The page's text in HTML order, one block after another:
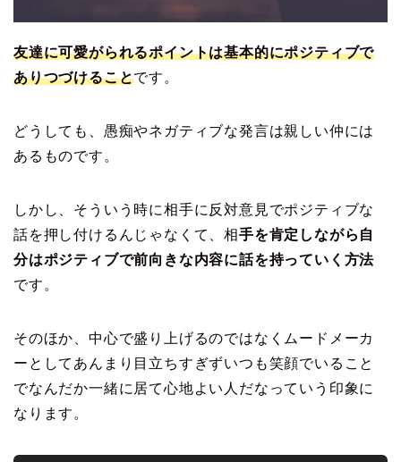
友達に可愛がられるポイントは基本的にポジティブで
ありつづけることです。
どうしても、愚痴やネガティブな発言は親しい仲には
あるものです。
しかし、そういう時に相手に反対意見でポジティブな
話を押し付けるんじゃなくて、相手を肯定しながら自
分はポジティブで前向きな内容に話を持っていく方法
です。
そのほか、中心で盛り上げるのではなくムードメーカ
ーとしてあんまり目立ちすぎずいつも笑顔でいること
でなんだか一緒に居て心地よい人だなっていう印象に
なります。